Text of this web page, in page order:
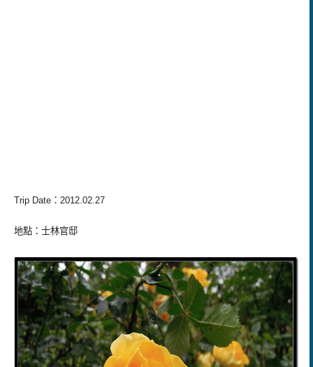
Trip Date ： 2012.02.27
地點： 士林官邸